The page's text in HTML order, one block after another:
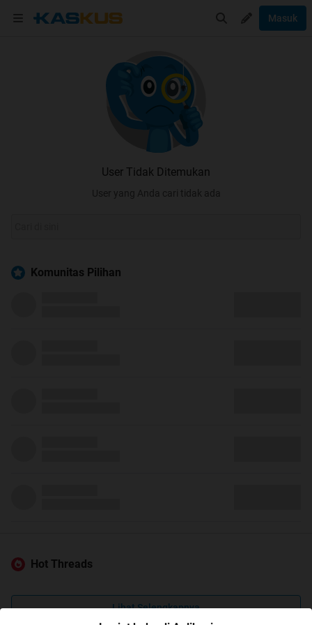
Masuk
User Tidak Ditemukan
User yang Anda cari tidak ada
Komunitas Pilihan
Hot Threads
Lihat Selengkapnya